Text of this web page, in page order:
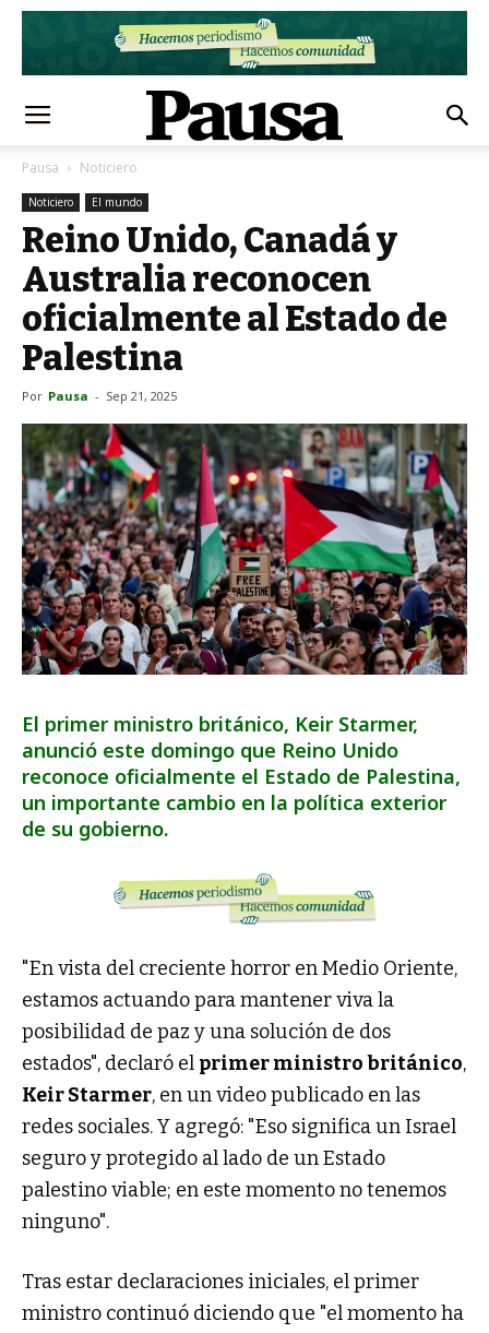
Pausa Noticiero
Noticiero El mundo
Reino Unido, Canadá y
Australia reconocen
oficialmente al Estado de
Palestina
Por Pausa - Sep 21, 2025
El primer ministro británico, Keir Starmer,
anunció este domingo que Reino Unido
reconoce oficialmente el Estado de Palestina,
un importante cambio en la política exterior
de su gobierno.
"En vista del creciente horror en Medio Oriente,
estamos actuando para mantener viva la
posibilidad de paz y una solución de dos
estados", declaró el primer ministro británico,
Keir Starmer, en un video publicado en las
redes sociales. Y agregó: "Eso significa un Israel
seguro y protegido al lado de un Estado
palestino viable; en este momento no tenemos
ninguno".
Tras estar declaraciones iniciales, el primer
ministro continuó diciendo que "el momento ha